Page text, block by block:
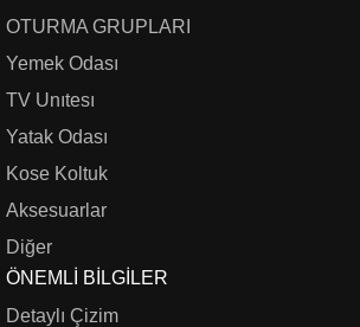
OTURMA GRUPLARI
Yemek Odası
TV Unıtesı
Yatak Odası
Kose Koltuk
Aksesuarlar
Diğer
ÖNEMLI BILGILER
Detaylı Çizim